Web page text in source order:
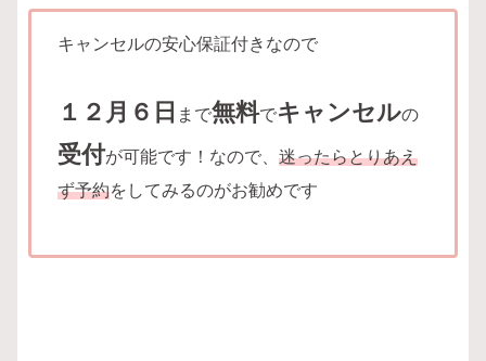
キャンセルの安心保証付きなので
１２月６日 まで無料でキャンセルの
受付が可能です！なので、 迷ったらとりあえ
ず予約をしてみるのがお勧めです